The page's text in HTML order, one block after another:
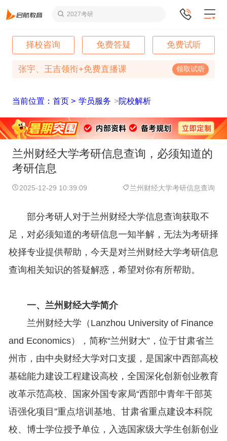
2027考研
择校咨询 免费答疑 免费试听
张宇、王吉领衔+免费直播课 领取试听
当前位置：首页 > 学员服务 >院校解析
兰州财经大学考研信息查询，必须知道的
考研信息
2025-12-29 10:39:09 兰州财经大学考研信息查询
部分考研人对于兰州财经大学信息查询获取不
足，对必须知道的考研信息一知半解，无法为考研择
校择专业提供帮助，今天是对兰州财经大学考研信息
查询相关知识的答疑解惑，希望对你有所帮助。
一、兰州财经大学简介
兰州财经大学（Lanzhou University of Finance
and Economics），简称“兰州财大”，位于甘肃省兰
州市，由中央财经大学对口支援，是国家中西部高校
基础能力建设工程建设高校，全国深化创新创业教育
改革示范高校、国家外国专家局“西部中青年干部英
语强化项目”重点培训基地、甘肃省重点建设本科院
校、博士学位授予单位，入选国家级大学生创新创业